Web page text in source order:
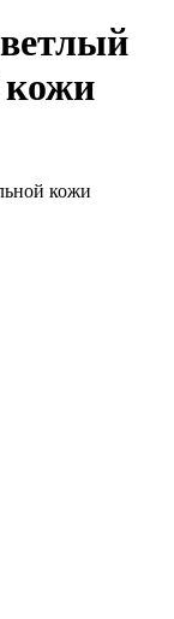
кожи
кожи